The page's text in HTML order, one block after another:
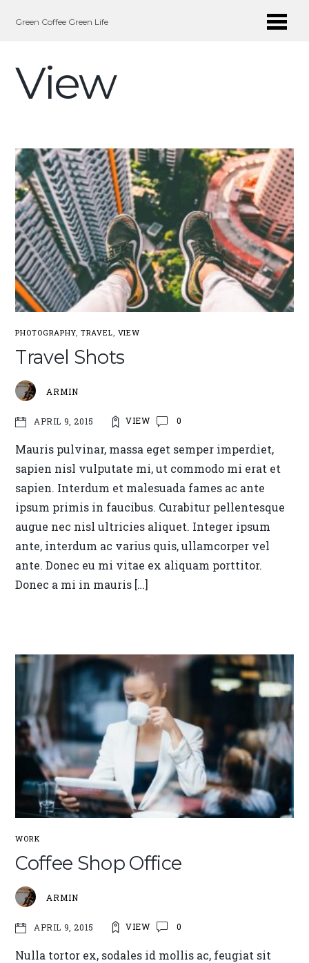
Green Coffee Green Life
View
PHOTOGRAPHY, TRAVEL, VIEW
Travel Shots
ARMIN
APRIL 9, 2015 VIEW 0
Mauris pulvinar, massa eget semper imperdiet,
sapien nisl vulputate mi, ut commodo mi erat et
sapien. Interdum et malesuada fames ac ante
ipsum primis in faucibus. Curabitur pellentesque
augue nec nisl ultricies aliquet. Integer ipsum
ante, interdum ac varius quis, ullamcorper vel
ante. Donec eu mi vitae ex aliquam porttitor.
Donec a mi in mauris […]
WORK
Coffee Shop Office
ARMIN
APRIL 9, 2015 VIEW 0
Nulla tortor ex, sodales id mollis ac, feugiat sit